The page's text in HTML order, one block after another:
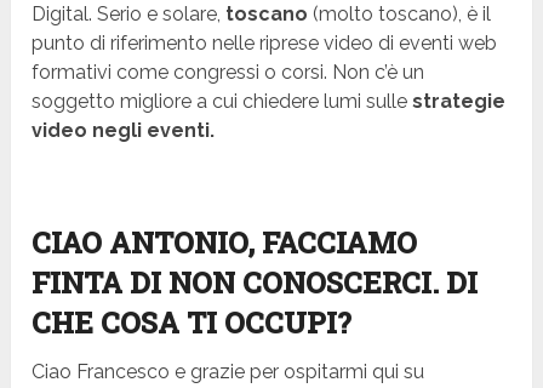
Digital. Serio e solare, toscano (molto toscano), è il
punto di riferimento nelle riprese video di eventi web
formativi come congressi o corsi. Non c’è un
soggetto migliore a cui chiedere lumi sullestrategie
video negli eventi.
CIAO ANTONIO, FACCIAMO
FINTA DI NON CONOSCERCI. DI
CHE COSA TI OCCUPI?
Ciao Francesco e grazie per ospitarmi qui su